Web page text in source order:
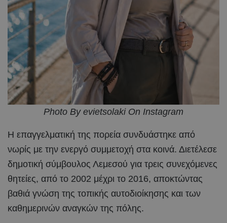
Photo By evietsolaki On Instagram
Η επαγγελματική της πορεία συνδυάστηκε από
νωρίς με την ενεργό συμμετοχή στα κοινά. Διετέλεσε
δημοτική σύμβουλος Λεμεσού για τρεις συνεχόμενες
θητείες, από το 2002 μέχρι το 2016, αποκτώντας
βαθιά γνώση της τοπικής αυτοδιοίκησης και των
καθημερινών αναγκών της πόλης.